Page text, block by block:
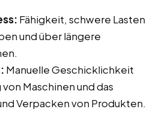
Fähigkeit, schwere Lasten
und über längere
Manuelle Geschicklichkeit
Maschinen und das
Verpacken von Produkten.